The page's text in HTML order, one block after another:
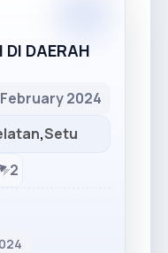
DI DAERAH
February 2024
,Setu
2